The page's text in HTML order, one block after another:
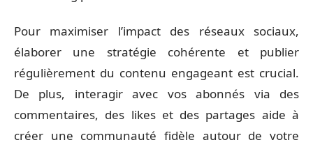
Pour maximiser l’impact des réseaux sociaux,
élaborer une stratégie cohérente et publier
régulièrement du contenu engageant est crucial.
De plus, interagir avec vos abonnés via des
commentaires, des likes et des partages aide à
créer une communauté fidèle autour de votre